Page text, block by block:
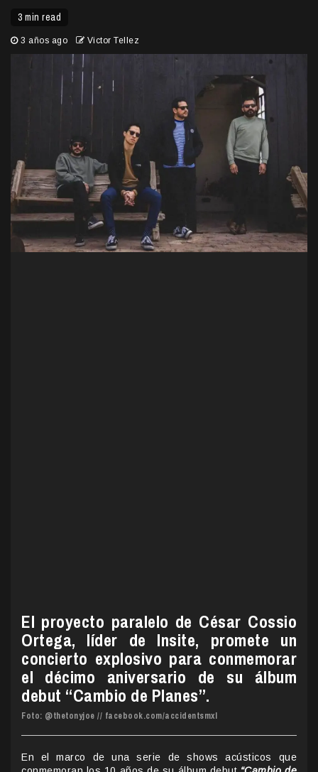
3 min read
3 años ago Victor Tellez
El proyecto paralelo de César Cossio
Ortega, líder de Insite, promete un
concierto explosivo para conmemorar
el décimo aniversario de su álbum
debut “Cambio de Planes”.
Foto: @thetonyjoe // facebook.com/accidentsmxl
En el marco de una serie de shows acústicos que